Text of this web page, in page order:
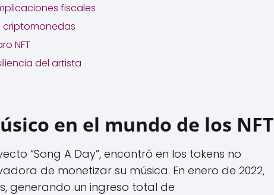
fiscales
criptomonedas
NFT
del artista
en el mundo de los NFT
“Song A Day”, encontró en los tokens no
de monetizar su música. En enero de 2022,
generando un ingreso total de